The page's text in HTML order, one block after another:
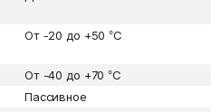
От -20 до +50 °С
От -40 до +70 °С
Пассивное